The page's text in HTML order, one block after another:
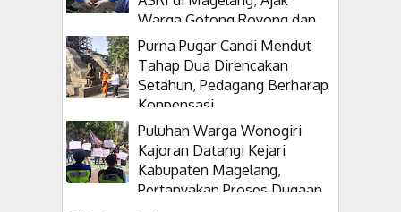
Warga Gotong Royong dan
Tanam Pohon
Purna Pugar Candi Mendut
Tahap Dua Direncakan
Setahun, Pedagang Berharap
Konpensasi
Puluhan Warga Wonogiri
Kajoran Datangi Kejari
Kabupaten Magelang,
Pertanyakan Proses Dugaan